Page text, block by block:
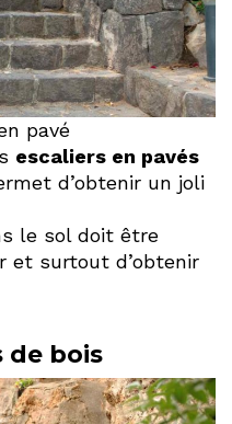
pavé
escaliers en pavés
d’obtenir un joli
le sol doit être
et surtout d’obtenir
de bois